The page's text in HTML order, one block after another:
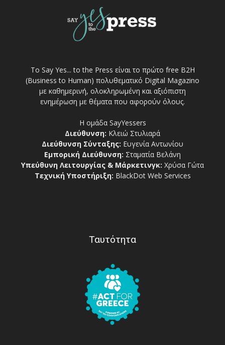
Το Say Yes... to the Press είναι το πρώτο free Β2Η
(Business to Human) πολυθεματικό Digital Magazino
με καθημερινή, ολοκληρωμένη και αξιόπιστη
ενημέρωση με θέματα που αφορούν όλους.
Η ομάδα SayYessers
Διεύθυνση: Κλειώ Στυλιαρά
Διεύθυνση Σύνταξης: Ευγενία Αντωνίου
Εμπορική Διεύθυνση: Σταματία Βελάνη
Υπεύθυνη Λειτουργίας & Μάρκετινγκ: Χρύσα Γώτα
Τεχνική Υποστήριξη: BlackDot Web Services
Ταυτότητα